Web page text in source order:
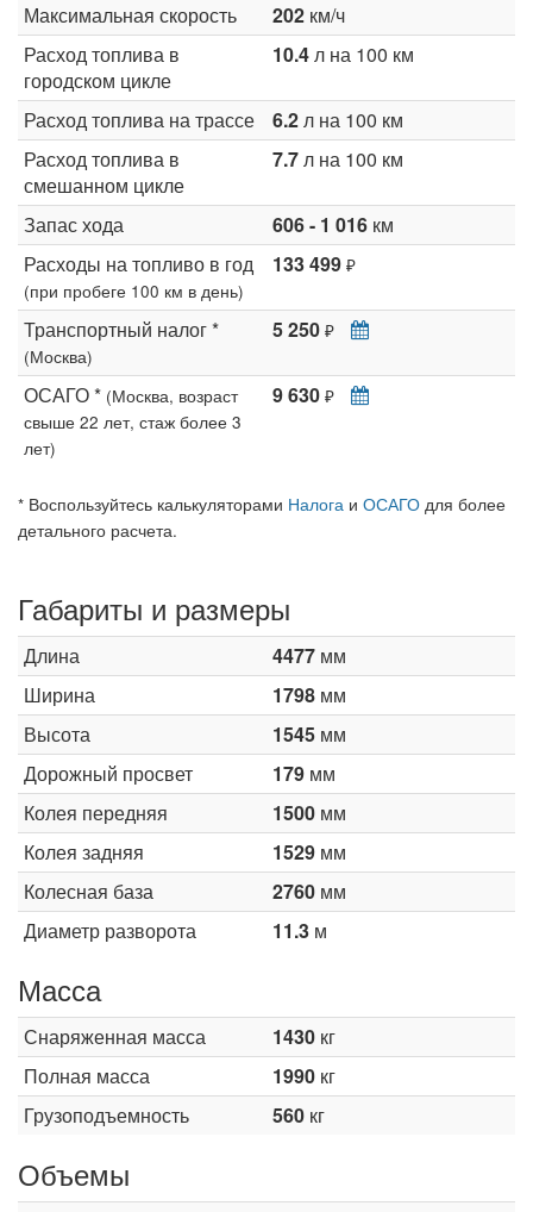
Максимальная скорость
202 км/ч
Расход топлива в
городском цикле
10.4л на 100 км
Расход топлива на трассе 6.2л на 100 км
Расход топлива в
смешанном цикле
7.7л на 100 км
Запас хода 606 - 1 016 км
Расходы на топливо в год
(при пробеге 100 км в день)
133 499 ₽
Транспортный налог *
(Москва)
5 250 ₽
ОСАГО * (Москва, возраст
свыше 22 лет, стаж более 3
лет)
9 630 ₽
* Воспользуйтесь калькуляторами Налога и ОСАГО для более
детального расчета.
Габариты и размеры
Длина 4477 мм
Ширина
1798 мм
Высота
1545 мм
Дорожный просвет
179 мм
Колея передняя
1500 мм
Колея задняя
1529 мм
Колесная база
2760 мм
Диаметр разворота
11.3 м
Масса
Снаряженная масса 1430 кг
Полная масса
1990 кг
Грузоподъемность
560 кг
Объемы